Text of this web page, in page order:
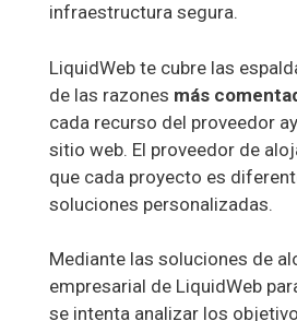
infraestructura segura.
LiquidWeb te cubre las
de las razones más
cada recurso del proveedor
sitio web. El proveedor de
que cada proyecto es
soluciones personalizadas.
Mediante las soluciones de
empresarial de LiquidWeb
se intenta analizar los